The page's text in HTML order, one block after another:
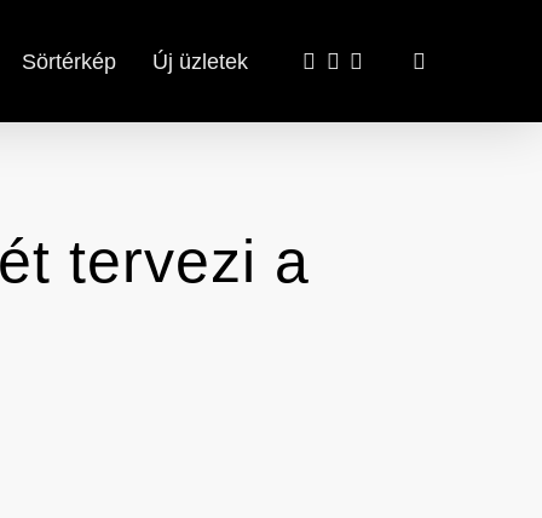
Sörtérkép Új üzletek
x- facebook
email
tervezi a